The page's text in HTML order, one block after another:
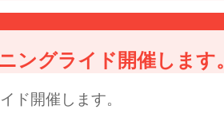
ングライド開催します。
ド開催します。